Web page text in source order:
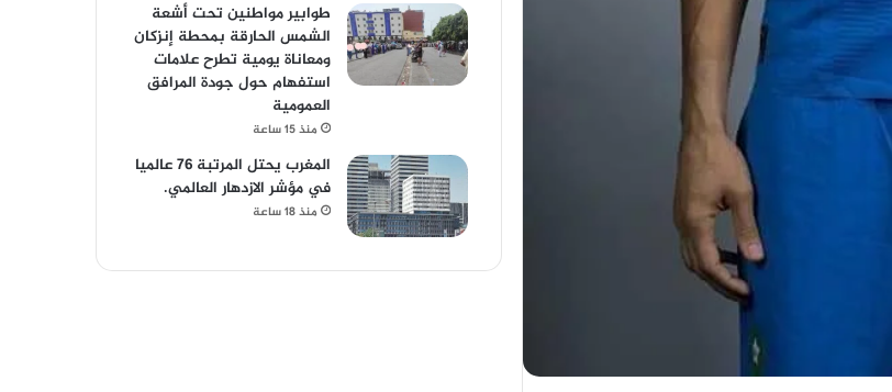
طوابير مواطنين تحت أشعة
الشمس الحارقة بمحطة إنزكان
ومعاناة يومية تطرح علامات
استفهام حول جودة المرافق
العمومية
منذ 15 ساعة
المغرب يحتل المرتبة 76 عالميا
في مؤشر الازدهار العالمي.
منذ 18 ساعة